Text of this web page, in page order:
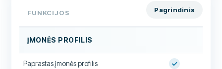
FUNKCIJOS Pagrindinis
ĮMONĖS PROFILIS
Paprastas įmonės profilis